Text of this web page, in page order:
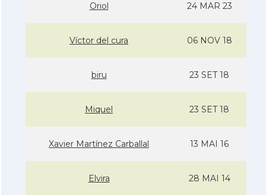
Oriol 24 MAR 23
Ví­ctor del cura 06 NOV 18
biru 23 SET 18
Miquel 23 SET 18
Xavier Martí­nez Carballal 13 MAI 16
Elvira 28 MAI 14